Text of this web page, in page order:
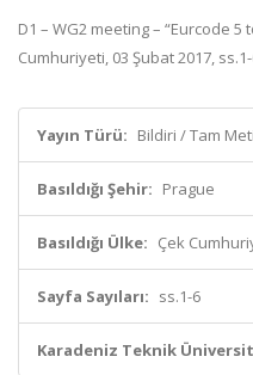
D1 – WG2 meeting – “Eurcode
Cumhuriyeti, 03 Şubat 2017,
Yayın Türü: Bildiri / Tam
Basıldığı Şehir: Prague
Basıldığı Ülke: Çek
Sayfa Sayıları: ss.1-6
Karadeniz Teknik